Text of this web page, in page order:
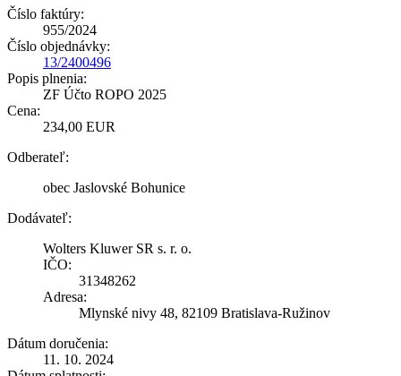
Číslo faktúry:
955/2024
Číslo objednávky:
13/2400496
Popis plnenia:
ZF Účto ROPO 2025
Cena:
234,00 EUR
Odberateľ:
obec Jaslovské Bohunice
Dodávateľ:
Wolters Kluwer SR s. r. o.
IČO:
31348262
Adresa:
Mlynské nivy 48, 82109 Bratislava-Ružinov
Dátum doručenia:
11. 10. 2024